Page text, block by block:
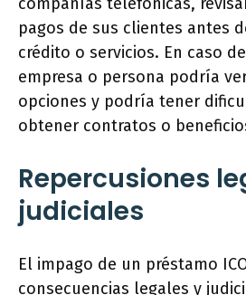
pagos de sus clientes antes
crédito o servicios. En caso
empresa o persona podría
opciones y podría tener
obtener contratos o
Repercusiones
judiciales
El impago de un préstamo
consecuencias legales y